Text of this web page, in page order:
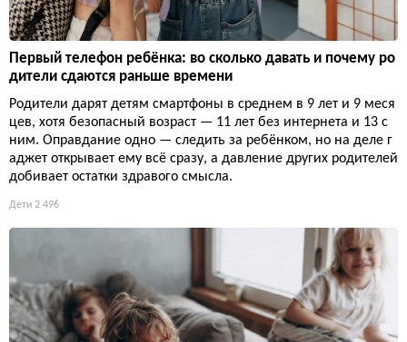
Первый телефон ребёнка: во сколько давать и почему ро
дители сдаются раньше времени
Родители дарят детям смартфоны в среднем в 9 лет и 9 меся
цев, хотя безопасный возраст — 11 лет без интернета и 13 с
ним. Оправдание одно — следить за ребёнком, но на деле г
аджет открывает ему всё сразу, а давление других родителей
добивает остатки здравого смысла.
Дети 2 496